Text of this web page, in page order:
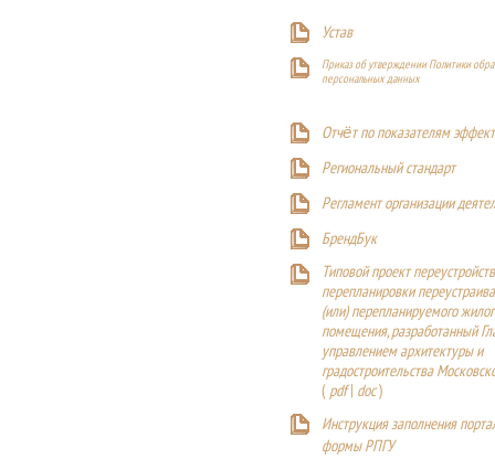
Устав
Приказ об утверждении Политики
персональных данных
Отчёт по показателям
Региональный стандарт
Регламент организации
БрендБук
Типовой проект
перепланировки
(или) перепланируемого
помещения, разработанный
управлением архитектуры и
градостроительства
(pdf| doc)
Инструкция заполнения
формы РПГУ